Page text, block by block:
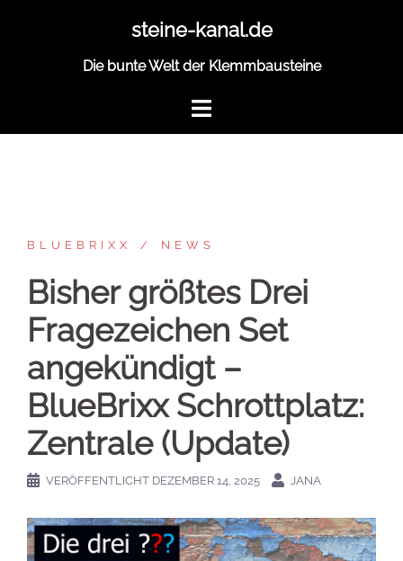
steine-kanal.de
Die bunte Welt der Klemmbausteine
BLUEBRIXX NEWS
Bisher größtes Drei
Fragezeichen Set
angekündigt –
BlueBrixx Schrottplatz:
Zentrale (Update)
VERÖFFENTLICHT DEZEMBER 14, 2025 JANA